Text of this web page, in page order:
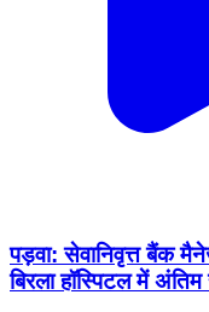
पड़वा: सेवानिवृत्त बैंक
बिरला हॉस्पिटल में